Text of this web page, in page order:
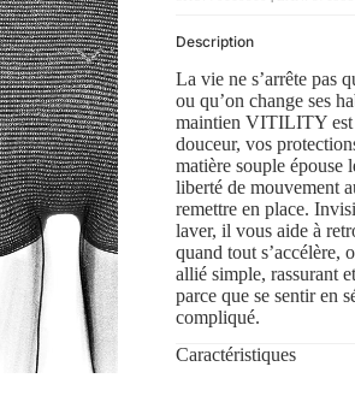
Description
La vie ne s’arrête pas
ou qu’on change ses
maintien VITILITY est
douceur, vos
matière souple épouse
liberté de mouvement
remettre en place.
laver, il vous aide à
quand tout s’accélère,
allié simple, rassurant
parce que se sentir en
compliqué.
Caractéristiques